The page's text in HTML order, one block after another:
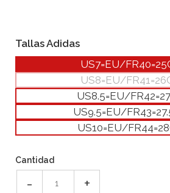
Tallas Adidas
US7=EU/
US8=EU/
US8.5=EU/
US9.5=EU/
US10=EU/
Cantidad
- +